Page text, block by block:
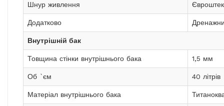
Шнур живлення
Додатково
Внутрішній бак
Товщина стінки внутрішнього бака 1,5 мм
Об `єм 40 літрів
Матеріал внутрішнього бака